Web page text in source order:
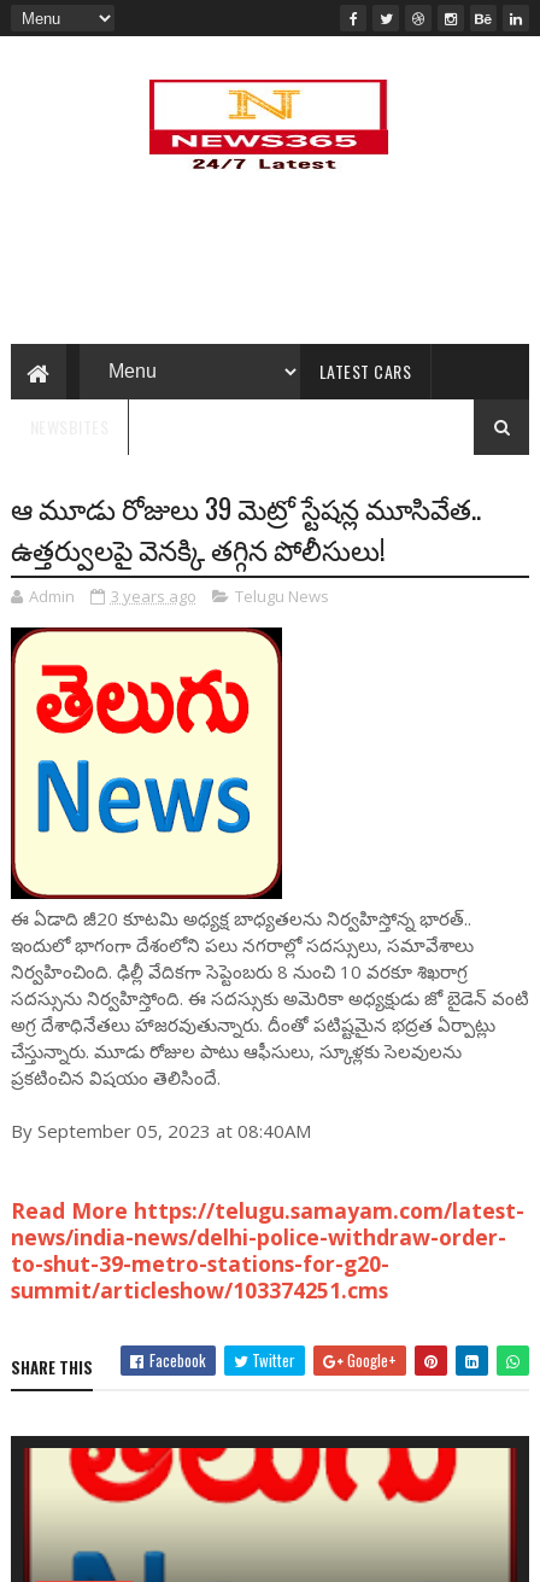
LATEST CARS
ఆ మూడు రోజులు 39 మెట్రో స్టేషన్ల మూసివేత..
ఉత్తర్వులపై వెనక్కి తగ్గిన పోలీసులు!
Admin 3 years ago Telugu News
ఈ ఏడాది జీ20 కూటమి అధ్యక్ష బాధ్యతలను నిర్వహిస్తోన్న భారత్..
ఇందులో భాగంగా దేశంలోని పలు నగరాల్లో సదస్సులు, సమావేశాలు
నిర్వహించింది. ఢిల్లీ వేదికగా సెప్టెంబరు 8 నుంచి 10 వరకూ శిఖరాగ్ర
సదస్సును నిర్వహిస్తోంది. ఈ సదస్సుకు అమెరికా అధ్యక్షుడు జో బైడెన్ వంటి
అగ్ర దేశాధినేతలు హాజరవుతున్నారు. దీంతో పటిష్టమైన భద్రత ఏర్పాట్లు
చేస్తున్నారు. మూడు రోజుల పాటు ఆఫీసులు, స్కూళ్లకు సెలవులను
ప్రకటించిన విషయం తెలిసిందే.
By September 05, 2023 at 08:40AM
Read More https://telugu.samayam.com/latest-
news/india-news/delhi-police-withdraw-order-
to-shut-39-metro-stations-for-g20-
summit/articleshow/103374251.cms
SHARE THIS Facebook Twitter Google+